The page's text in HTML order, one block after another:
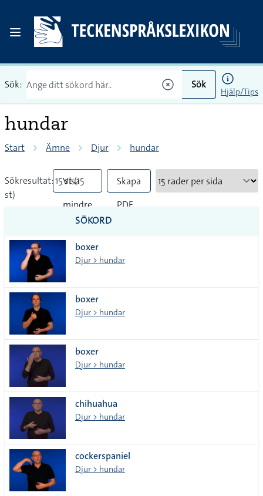
Sök: Sök
Hjälp/Tips
hundar
Start Ämne Djur hundar
Sökresultat: 15 st (15
st)
Visa
mindre
tecken
Skapa
PDF
SÖKORD
boxer
Djur > hundar
boxer
Djur > hundar
boxer
Djur > hundar
chihuahua
Djur > hundar
cockerspaniel
Djur > hundar